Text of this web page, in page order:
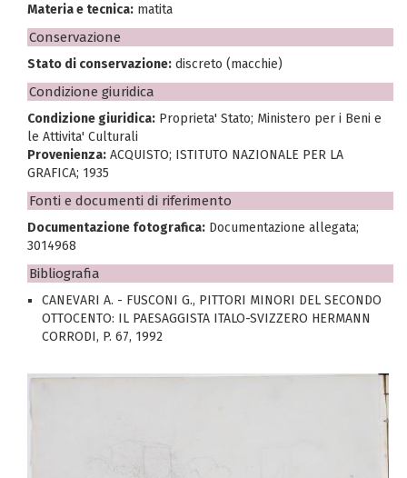
Materia e tecnica: matita
Conservazione
Stato di conservazione: discreto (macchie)
Condizione giuridica
Condizione giuridica: Proprieta' Stato; Ministero per i Beni e
le Attivita' Culturali
Provenienza: ACQUISTO; ISTITUTO NAZIONALE PER LA
GRAFICA; 1935
Fonti e documenti di riferimento
Documentazione fotografica: Documentazione allegata;
3014968
Bibliografia
CANEVARI A. - FUSCONI G., PITTORI MINORI DEL SECONDO
OTTOCENTO: IL PAESAGGISTA ITALO-SVIZZERO HERMANN
CORRODI, P. 67, 1992